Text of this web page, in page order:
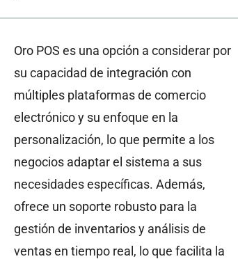
Oro POS es una opción a considerar por
su capacidad de integración con
múltiples plataformas de comercio
electrónico y su enfoque en la
personalización, lo que permite a los
negocios adaptar el sistema a sus
necesidades específicas. Además,
ofrece un soporte robusto para la
gestión de inventarios y análisis de
ventas en tiempo real, lo que facilita la